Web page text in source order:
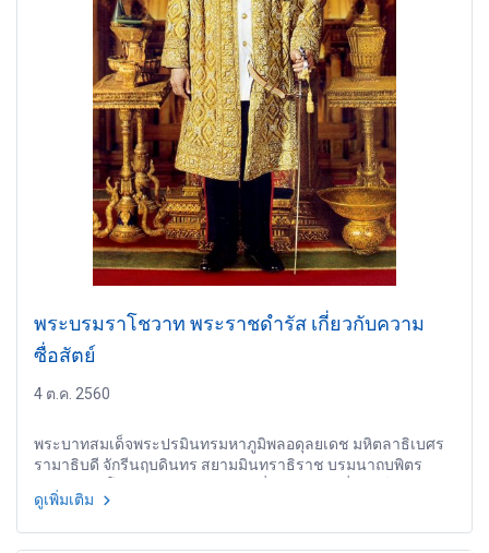
พระบรมราโชวาท พระราชดำรัส เกี่ยวกับความ
ซื่อสัตย์
4 ต.ค. 2560
พระบาทสมเด็จพระปรมินทรมหาภูมิพลอดุลยเดช มหิตลาธิเบศร
รามาธิบดี จักรีนฤบดินทร สยามมินทราธิราช บรมนาถบพิตร
ดูเพิ่มเติม